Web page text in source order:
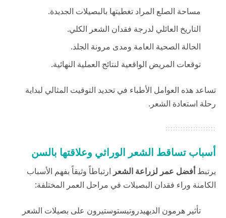
مساحة الصلع المراد تغطيتها بالبصيلات الجديدة.
التاريخ العائلي لدرجة فقدان الشعر الكلي.
الحالة الصحية العامة ومدى مرونة الجلد.
توقعات المريض الواقعية لنتائج العملية النهائية.
تساعد هذه العوامل الأطباء في تحديد التوقيت المثالي لبداية
رحلة استعادة الشعر.
أسباب تساقط الشعر الوراثي وعلاقتها بالسن
يرتبطأفضل عمر لزراعة الشعر ارتباطاً وثيقاً بفهم الأسباب
الكامنة وراء فقدان البصيلات في مراحل العمر المختلفة:
تأثير هرمون الديهيدروتيستوستيرون على بصيلات الشعر